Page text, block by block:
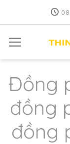
Đồng
đồng
đồng